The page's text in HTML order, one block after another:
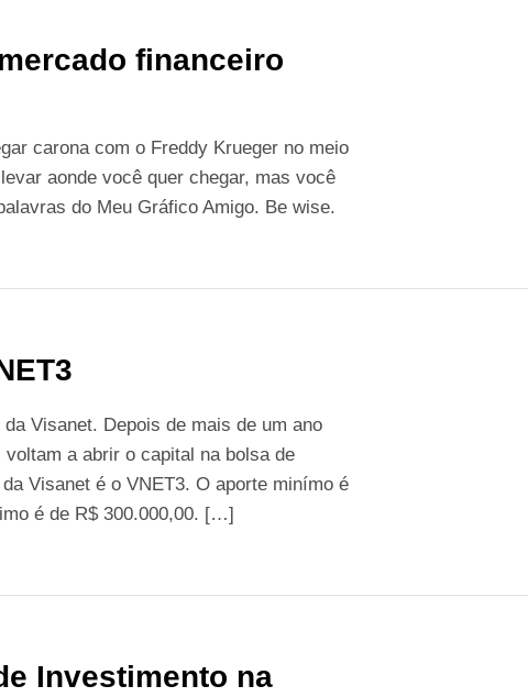
financeiro
carona com o Freddy Krueger no meio
aonde você quer chegar, mas você
do Meu Gráfico Amigo. Be wise.
Visanet. Depois de mais de um ano
a abrir o capital na bolsa de
Visanet é o VNET3. O aporte minímo é
é de R$ 300.000,00. […]
Investimento na